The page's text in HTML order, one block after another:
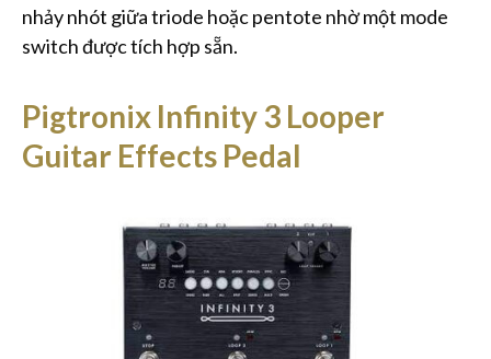
nhảy nhót giữa triode hoặc pentote nhờ một mode
switch được tích hợp sẵn.
Pigtronix Infinity 3 Looper
Guitar Effects Pedal